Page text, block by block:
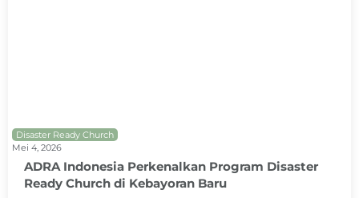
Disaster Ready Church
Mei 4, 2026
ADRA Indonesia Perkenalkan Program Disaster
Ready Church di Kebayoran Baru